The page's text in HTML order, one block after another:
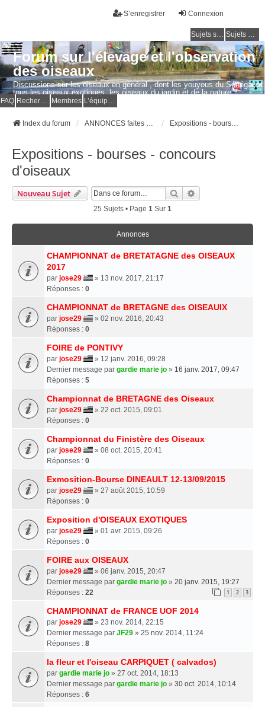
Connexion
S’enregistrer
Sujets sans réponse Sujets actifs
Forum sur l'élevage et l'observation
des oiseaux
Discussions sur les oiseaux en général , dont les youyous du Sénégal et
tous les oiseaux exotiques, les oiseaux du jardin et de la nature.
Questions, photos, expériences.
FAQ Membres
Index du forum
Expositions - bourses - concours
d'oiseaux
Nouveau Sujet Rechercher
25 Sujets • Page 1 Sur 1
Annonces
CHAMPIONNAT de BRETATAGNE des OISEAUX
2017
par jose29
» 13 nov. 2017, 21:17
Réponses : 0
CHAMPIONNAT de BRETAGNE des OISEAUIX
par jose29
» 02 nov. 2016, 20:43
Réponses : 0
FOIRE de PONTIVY
par jose29
» 12 janv. 2016, 09:28
Dernier message par gardie marie jo » 16 janv. 2017, 09:47
Réponses : 5
Championnat de BRETAGNE des Oiseaux
par jose29
» 22 oct. 2015, 09:01
Réponses : 0
Championnat du Finistère des Oiseaux
par jose29
» 08 oct. 2015, 20:41
Réponses : 0
Exmosition-Bourse DINEAULT 12-13/09/2015
par jose29
» 27 août 2015, 10:59
Réponses : 0
Exposition d'OISEAUX EXOTIQUES
par jose29
» 01 avr. 2015, 09:26
Réponses : 0
FOIRE aux OISEAUX
par jose29
» 06 janv. 2015, 20:47
Dernier message par gardie marie jo » 20 janv. 2015, 19:27
Réponses : 22 1 2 3
CHAMPIONNAT de FRANCE UOF 2014
par jose29
» 23 nov. 2014, 22:15
Dernier message par JF29 » 25 nov. 2014, 11:24
Réponses : 8
la fleur et l'oiseau CARPIQUET ( calvados)
par gardie marie jo » 27 oct. 2014, 18:13
Dernier message par gardie marie jo » 30 oct. 2014, 10:14
Réponses : 6